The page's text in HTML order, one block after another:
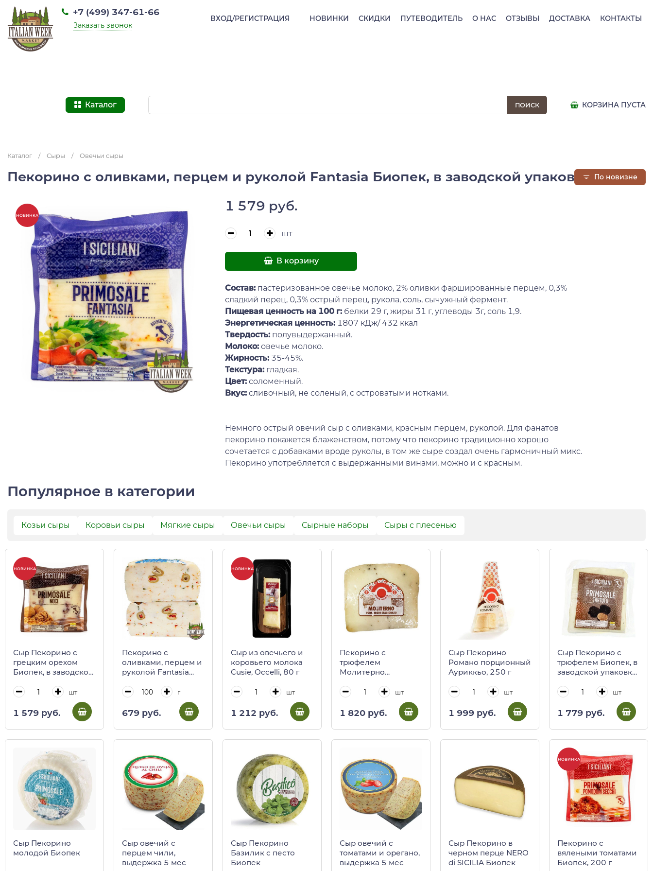
НОВИНКИ СКИДКИ ПУТЕВОДИТЕЛЬ О НАС ОТЗЫВЫ ДОСТАВКА КОНТАКТЫ
+7 (499) 347-61-66
Заказать звонок
ВХОД/РЕГИСТРАЦИЯ
Каталог КОРЗИНА ПУСТА
Каталог / Сыры / Овечьи сыры
Пекорино с оливками, перцем и руколой Fantasia Биопек, в заводской упаковке, 200 г
НОВИНКА
1 579 руб.
шт
В корзину
Состав: пастеризованное овечье молоко, 2% оливки фаршированные перцем, 0,3%
сладкий перец, 0,3% острый перец, рукола, соль, сычужный фермент.
Пищевая ценность на 100 г: белки 29 г, жиры 31 г, углеводы 3г, соль 1,9.
Энергетическая ценность: 1807 кДж/ 432 ккал
Твердость: полувыдержанный.
Молоко: овечье молоко.
Жирность: 35-45%.
Текстура: гладкая.
Цвет: соломенный.
Вкус: сливочный, не соленый, с островатыми нотками.
Немного острый овечий сыр с оливками, красным перцем, руколой. Для фанатов
пекорино покажется блаженством, потому что пекорино традиционно хорошо
сочетается с добавками вроде руколы, в том же сыре создал очень гармоничный микс.
Пекорино употребляется с выдержанными винами, можно и с красным.
Популярное в категории
По новизне
Козьи сыры Коровьи сыры Мягкие сыры Овечьи сыры Сырные наборы Сыры с плесенью
НОВИНКА
Сыр Пекорино с
грецким орехом
Биопек, в заводской
шт
1 579 руб.
Пекорино с
оливками, перцем и
руколой Fantasia
г
679 руб.
НОВИНКА
Сыр из овечьего и
коровьего молока
Cusie, Occelli, 80 г
шт
1 212 руб.
Пекорино с
трюфелем
Молитерно
шт
1 820 руб.
Сыр Пекорино
Романо порционный
Ауриккьо, 250 г
шт
1 999 руб.
Сыр Пекорино с
трюфелем Биопек, в
заводской упаковке,
шт
1 779 руб.
Сыр Пекорино
молодой Биопек
Сыр овечий с
перцем чили,
выдержка 5 мес
Сыр Пекорино
Базилик с песто
Биопек
Сыр овечий с
томатами и орегано,
выдержка 5 мес
Сыр Пекорино в
черном перце NERO
di SICILIA Биопек
НОВИНКА
Пекорино с
вялеными томатами
Биопек, 200 г